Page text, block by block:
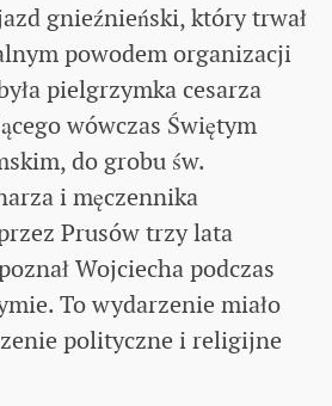
gnieźnieński, który trwał
powodem organizacji
pielgrzymka cesarza
wówczas Świętym
do grobu św.
i męczennika
Prusów trzy lata
Wojciecha podczas
To wydarzenie miało
polityczne i religijne